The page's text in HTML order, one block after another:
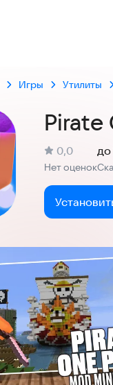
Игры Утилиты
Pirate
Рейтинг:
0,0
Нет оценок
до